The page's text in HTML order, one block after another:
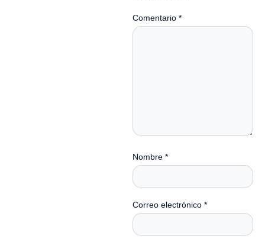
Comentario *
Nombre *
Correo electrónico *